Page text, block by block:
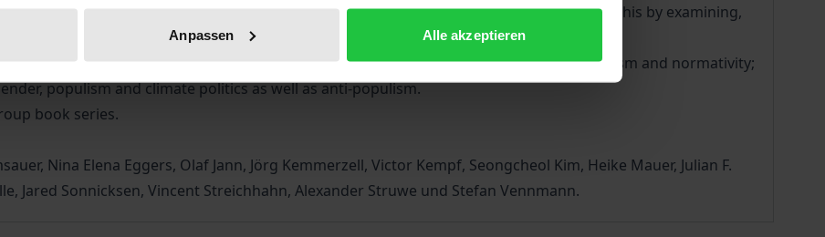
Anpassen Alle akzeptieren
in its rigour, analytical viability and normative orientation. This volume responds to this by examining,
for current research topics.
and (self-)critiques of populism research: sociology of knowledge, ideology, moralism and normativity;
populism and climate politics as well as anti-populism.
book series.
Nina Elena Eggers, Olaf Jann, Jörg Kemmerzell, Victor Kempf, Seongcheol Kim, Heike Mauer, Julian F.
Jared Sonnicksen, Vincent Streichhahn, Alexander Struwe und Stefan Vennmann.